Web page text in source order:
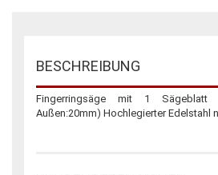
BESCHREIBUNG
Fingerringsäge mit 1 Sägeblatt
Außen:20mm) Hochlegierter Edelstahl